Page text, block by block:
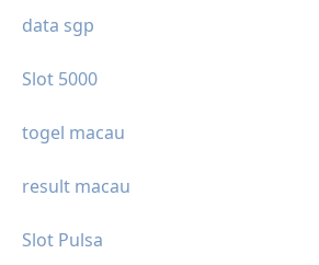
data sgp
Slot 5000
togel macau
result macau
Slot Pulsa